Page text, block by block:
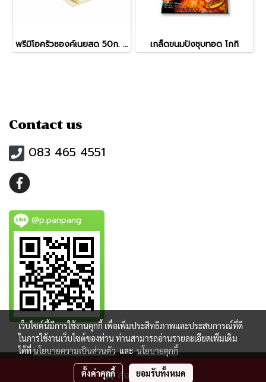
สั่งซื้อสินค้า
พรีมิโอครัวซองค์เนยสด 50ก. (15อัน/แพ็ค) เกล็ดขนมปังชุบทอด โกกิ
Contact us
083 465 4551
@p.panpang
เว็บไซต์นี้มีการใช้งานคุกกี้ เพื่อเพิ่มประสิทธิภาพและประสบการณ์ที่ดี
ในการใช้งานเว็บไซต์ของท่าน ท่านสามารถอ่านรายละเอียดเพิ่มเติม
ได้ที่นโยบายความเป็นส่วนตัวและนโยบายคุกกี้
ตั้งค่าคุกกี้ ยอมรับทั้งหมด